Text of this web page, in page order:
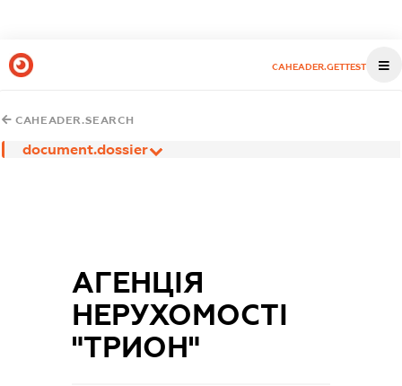
CAHEADER.GETTEST
CAHEADER.SEARCH
document.dossier
АГЕНЦІЯ
НЕРУХОМОСТІ
"ТРИОН"